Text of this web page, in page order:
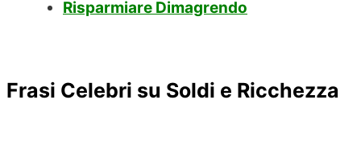
Risparmiare Dimagrendo
Frasi Celebri su Soldi e Ricchezza